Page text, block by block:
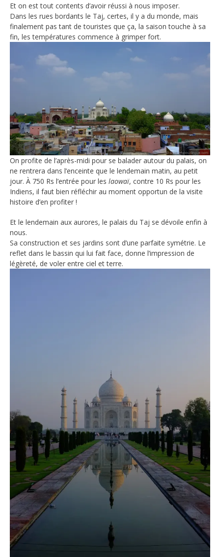
Et on est tout contents d’avoir réussi à nous imposer.
Dans les rues bordants le Taj, certes, il y a du monde, mais
finalement pas tant de touristes que ça, la saison touche à sa
fin, les températures commence à grimper fort.
On profite de l’après-midi pour se balader autour du palais, on
ne rentrera dans l’enceinte que le lendemain matin, au petit
jour. À 750 Rs l’entrée pour les laowaï, contre 10 Rs pour les
Indiens, il faut bien réfléchir au moment opportun de la visite
histoire d’en profiter !
Et le lendemain aux aurores, le palais du Taj se dévoile enfin à
nous.
Sa construction et ses jardins sont d’une parfaite symétrie. Le
reflet dans le bassin qui lui fait face, donne l’impression de
légèreté, de voler entre ciel et terre.